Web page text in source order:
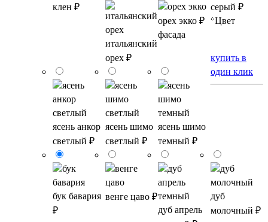
клен ₽
итальянский
орех₽
орех экко₽
серый ₽
ясень анкор
светлый ₽
ясень шимо
светлый ₽
ясень шимо
темный ₽
*Цвет
фасада
бук бавария
₽
венге цаво₽
дуб апрель
дуб
молочный ₽
купить в
один клик